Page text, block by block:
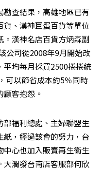
查結果，高雄地區已有
、漢神巨蛋百貨等單位
漢神名店百貨方炳森副
公司從2008年9月開始改
平均每月採買2500捲捲統
可以節省成本約5％同時
客抱怨。
部福利總處、主婦聯盟生
，經過該會的努力，台
心也加入販賣再生衛生
潤發台南店客服部何欣